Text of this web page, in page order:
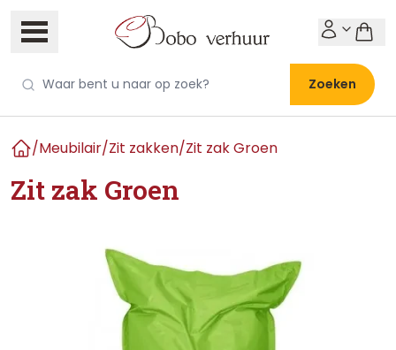
Zoeken
/Meubilair/Zit zakken/Zit zak Groen
Zit zak Groen